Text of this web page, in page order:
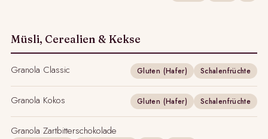
Müsli, Cerealien & Kekse
Granola Classic Gluten (Hafer) Schalenfrüchte
Granola Kokos Gluten (Hafer) Schalenfrüchte
Granola Zartbitterschokolade